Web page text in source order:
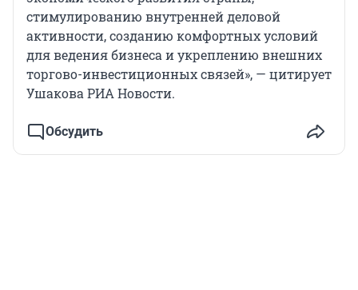
стимулированию внутренней деловой
активности, созданию комфортных условий
для ведения бизнеса и укреплению внешних
торгово-инвестиционных связей», — цитирует
Ушакова РИА Новости.
Обсудить